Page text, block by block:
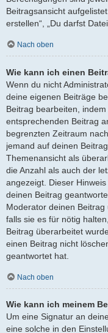
Beitragsansicht
erstellen“, „Du darfst
Nach oben
Wie kann ich einen
Wenn du nicht
deine eigenen Beiträge
Beitrag bearbeiten,
entsprechenden Beitrag
begrenzten Zeitraum
jemand auf deinen
Themenansicht als
die Anzahl als auch der
angezeigt. Dieser
deinen Beitrag
Moderator deinen Beitrag
falls sie es für nötig
Beitrag überarbeitet
einen Beitrag nicht
geantwortet hat.
Nach oben
Wie kann ich meinem
Um eine Signatur an
eine solche in den